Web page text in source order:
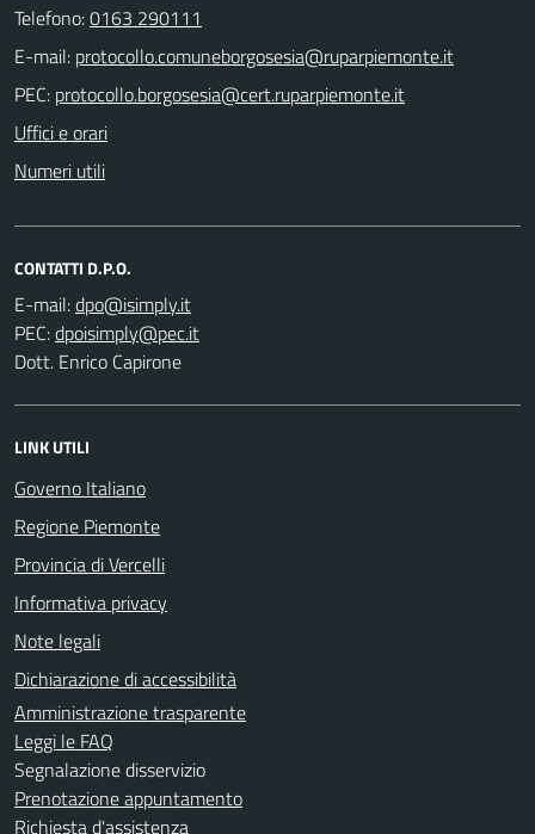
Telefono:0163 290111
E-mail:
PEC:
Uffici e orari
Numeri utili
CONTATTI D.P.O.
E-mail:
PEC:
Dott. Enrico Capirone
LINK UTILI
Governo Italiano
Regione Piemonte
Provincia di Vercelli
Informativa privacy
Note legali
Dichiarazione di accessibilità
Amministrazione trasparente
Leggi le FAQ
Segnalazione disservizio
Prenotazione appuntamento
Richiesta d'assistenza